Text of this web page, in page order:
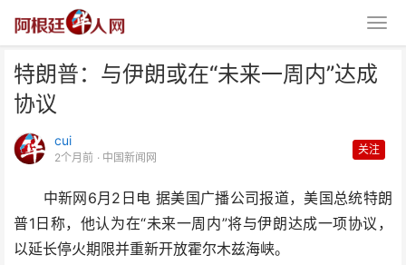
特朗普：与伊朗或在“未来一周内”达成
协议
cui
2个月前 · 中国新闻网
关注
中新网6月2日电 据美国广播公司报道，美国总统特朗
普1日称，他认为在“未来一周内”将与伊朗达成一项协议，
以延长停火期限并重新开放霍尔木兹海峡。
特朗普：与伊朗或在“未来一周内”
达成协议